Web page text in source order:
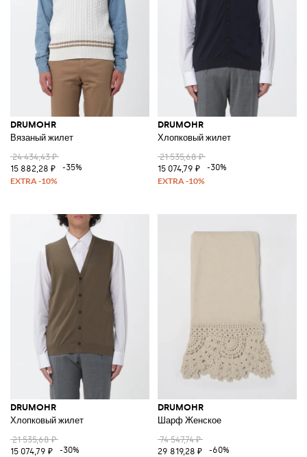
DRUMOHR
Вязаный жилет
24 434,43 ₽
15 882,28 ₽
-35%
DRUMOHR
Хлопковый жилет
21 535,68 ₽
15 074,79 ₽
-30%
DRUMOHR
Хлопковый жилет
21 535,68 ₽
15 074,79 ₽
-30%
DRUMOHR
Шарф Женское
74 547,74 ₽
29 819,28 ₽
-60%